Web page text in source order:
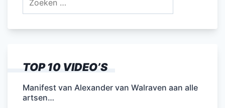
TOP 10 VIDEO’S
Manifest van Alexander van Walraven aan alle
artsen…